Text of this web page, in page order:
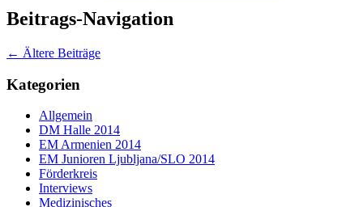
Beitrags-Navigation
← Ältere Beiträge
Kategorien
Allgemein
DM Halle 2014
EM Armenien 2014
EM Junioren Ljubljana/SLO 2014
Förderkreis
Interviews
Medizinisches